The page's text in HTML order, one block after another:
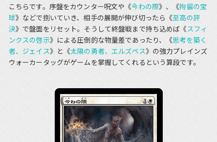
こちらです。序盤をカウンター呪文や《今わの際》、《拘留の宝
球》などで捌いていき、相手の展開が伸び切ったら《至高の評
決》で盤面をリセット。そうして終盤戦まで持ち込めば《スフィ
ンクスの啓示》による圧倒的な物量差であったり、《思考を築く
者、ジェイス》と《太陽の勇者、エルズペス》の強力プレインズ
ウォーカータッグがゲームを掌握してくれるという算段です。